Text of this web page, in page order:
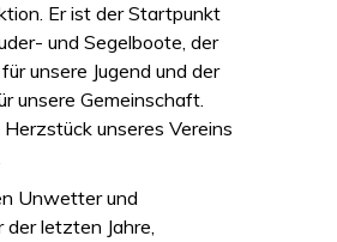
Er ist der Startpunkt
und Segelboote, der
unsere Jugend und der
unsere Gemeinschaft.
unseres Vereins
Unwetter und
letzten Jahre,